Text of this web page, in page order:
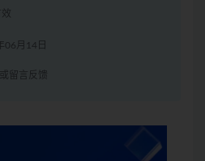
06月14日
留言反馈